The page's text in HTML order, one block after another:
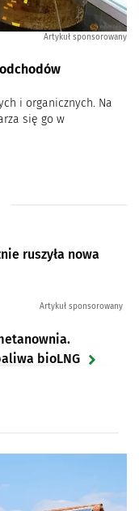
naArtykuł sponsorowany
i organicznych. Na
się go w
ruszyła nowa
Artykuł sponsorowany
bioLNG
oszczędność i